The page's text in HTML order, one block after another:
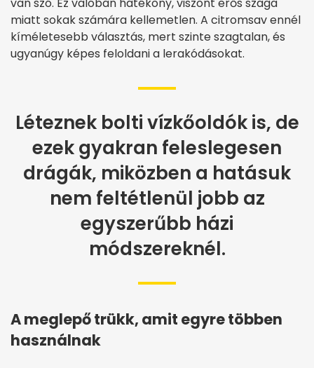
miatt sokak számára kellemetlen. A citromsav ennél
kíméletesebb választás, mert szinte szagtalan, és
ugyanúgy képes feloldani a lerakódásokat.
Léteznek bolti vízkőoldók is, de
ezek gyakran feleslegesen
drágák, miközben a hatásuk
nem feltétlenül jobb az
egyszerűbb házi
módszereknél.
A meglepő trükk, amit egyre többen
használnak